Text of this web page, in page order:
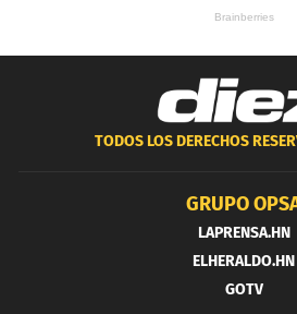
TODOS LOS DERECHOS
GRUPO
LAPRENSA.HN
ELHERALDO.HN
GOTV